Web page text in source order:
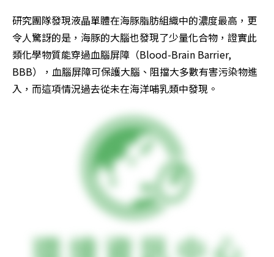
研究團隊發現液晶單體在海豚脂肪組織中的濃度最高，更
令人驚訝的是，海豚的大腦也發現了少量化合物，證實此
類化學物質能穿過血腦屏障（Blood-Brain Barrier,
BBB），血腦屏障可保護大腦、阻擋大多數有害污染物進
入，而這項情況過去從未在海洋哺乳類中發現。